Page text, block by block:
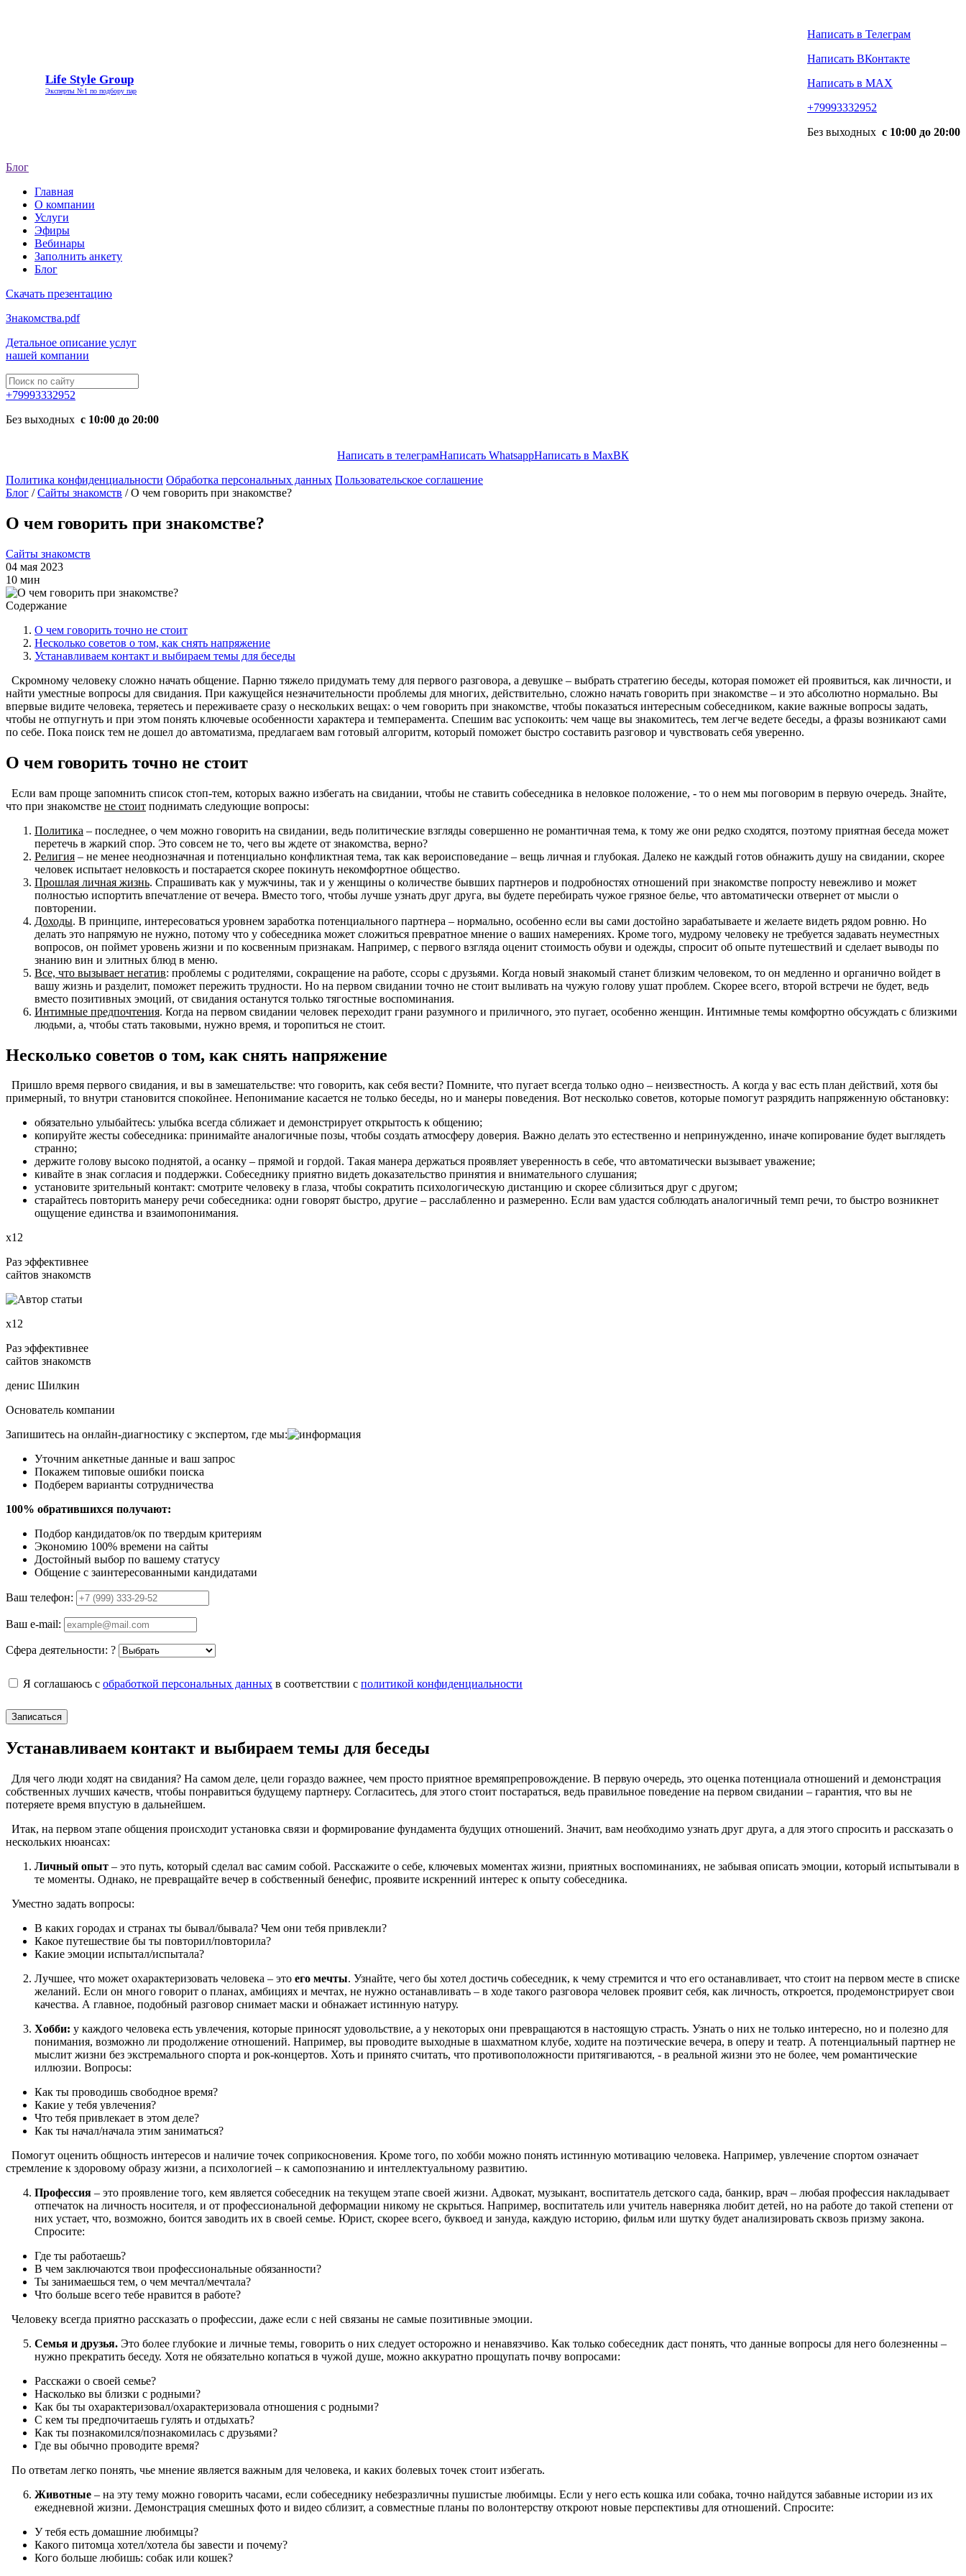
Life Style Group
Эксперты №1 по подбору пар
Написать в Телеграм
Написать ВКонтакте
Написать в MAX
+79993332952
Без выходных с 10:00 до 20:00
Блог
Главная
О компании
Услуги
Эфиры
Вебинары
Заполнить анкету
Блог
Скачать презентацию
Знакомства.pdf
Детальное описание услуг
нашей компании
+79993332952
Без выходных с 10:00 до 20:00
Написать в телеграмНаписать WhatsappНаписать в MaxВК
Политика конфиденциальности Обработка персональных данных Пользовательское соглашение
Блог /Сайты знакомств /О чем говорить при знакомстве?
О чем говорить при знакомстве?
Сайты знакомств
04 мая 2023
10 мин
Содержание
О чем говорить точно не стоит
Несколько советов о том, как снять напряжение
Устанавливаем контакт и выбираем темы для беседы
Скромному человеку сложно начать общение. Парню тяжело придумать тему для первого разговора, а девушке – выбрать стратегию беседы, которая поможет ей проявиться, как личности, и
найти уместные вопросы для свидания. При кажущейся незначительности проблемы для многих, действительно, сложно начать говорить при знакомстве – и это абсолютно нормально. Вы
впервые видите человека, теряетесь и переживаете сразу о нескольких вещах: о чем говорить при знакомстве, чтобы показаться интересным собеседником, какие важные вопросы задать,
чтобы не отпугнуть и при этом понять ключевые особенности характера и темперамента. Спешим вас успокоить: чем чаще вы знакомитесь, тем легче ведете беседы, а фразы возникают сами
по себе. Пока поиск тем не дошел до автоматизма, предлагаем вам готовый алгоритм, который поможет быстро составить разговор и чувствовать себя уверенно.
О чем говорить точно не стоит
Если вам проще запомнить список стоп-тем, которых важно избегать на свидании, чтобы не ставить собеседника в неловкое положение, - то о нем мы поговорим в первую очередь. Знайте,
что при знакомстве не стоит поднимать следующие вопросы:
Политика – последнее, о чем можно говорить на свидании, ведь политические взгляды совершенно не романтичная тема, к тому же они редко сходятся, поэтому приятная беседа может
перетечь в жаркий спор. Это совсем не то, чего вы ждете от знакомства, верно?
Религия – не менее неоднозначная и потенциально конфликтная тема, так как вероисповедание – вещь личная и глубокая. Далеко не каждый готов обнажить душу на свидании, скорее
человек испытает неловкость и постарается скорее покинуть некомфортное общество.
Прошлая личная жизнь. Спрашивать как у мужчины, так и у женщины о количестве бывших партнеров и подробностях отношений при знакомстве попросту невежливо и может
полностью испортить впечатление от вечера. Вместо того, чтобы лучше узнать друг друга, вы будете перебирать чужое грязное белье, что автоматически отвернет от мысли о
повторении.
Доходы. В принципе, интересоваться уровнем заработка потенциального партнера – нормально, особенно если вы сами достойно зарабатываете и желаете видеть рядом ровню. Но
делать это напрямую не нужно, потому что у собеседника может сложиться превратное мнение о ваших намерениях. Кроме того, мудрому человеку не требуется задавать неуместных
вопросов, он поймет уровень жизни и по косвенным признакам. Например, с первого взгляда оценит стоимость обуви и одежды, спросит об опыте путешествий и сделает выводы по
знанию вин и элитных блюд в меню.
Все, что вызывает негатив: проблемы с родителями, сокращение на работе, ссоры с друзьями. Когда новый знакомый станет близким человеком, то он медленно и органично войдет в
вашу жизнь и разделит, поможет пережить трудности. Но на первом свидании точно не стоит выливать на чужую голову ушат проблем. Скорее всего, второй встречи не будет, ведь
вместо позитивных эмоций, от свидания останутся только тягостные воспоминания.
Интимные предпочтения. Когда на первом свидании человек переходит грани разумного и приличного, это пугает, особенно женщин. Интимные темы комфортно обсуждать с близкими
людьми, а, чтобы стать таковыми, нужно время, и торопиться не стоит.
Несколько советов о том, как снять напряжение
Пришло время первого свидания, и вы в замешательстве: что говорить, как себя вести? Помните, что пугает всегда только одно – неизвестность. А когда у вас есть план действий, хотя бы
примерный, то внутри становится спокойнее. Непонимание касается не только беседы, но и манеры поведения. Вот несколько советов, которые помогут разрядить напряженную обстановку:
обязательно улыбайтесь: улыбка всегда сближает и демонстрирует открытость к общению;
копируйте жесты собеседника: принимайте аналогичные позы, чтобы создать атмосферу доверия. Важно делать это естественно и непринужденно, иначе копирование будет выглядеть
странно;
держите голову высоко поднятой, а осанку – прямой и гордой. Такая манера держаться проявляет уверенность в себе, что автоматически вызывает уважение;
кивайте в знак согласия и поддержки. Собеседнику приятно видеть доказательство принятия и внимательного слушания;
установите зрительный контакт: смотрите человеку в глаза, чтобы сократить психологическую дистанцию и скорее сблизиться друг с другом;
старайтесь повторить манеру речи собеседника: одни говорят быстро, другие – расслабленно и размеренно. Если вам удастся соблюдать аналогичный темп речи, то быстро возникнет
ощущение единства и взаимопонимания.
х12
Раз эффективнее
сайтов знакомств
х12
Раз эффективнее
сайтов знакомств
денис Шилкин
Основатель компании
Запишитесь на онлайн-диагностику с экспертом, где мы:
Уточним анкетные данные и ваш запрос
Покажем типовые ошибки поиска
Подберем варианты сотрудничества
100% обратившихся получают:
Подбор кандидатов/ок по твердым критериям
Экономию 100% времени на сайты
Достойный выбор по вашему статусу
Общение с заинтересованными кандидатами
Ваш телефон:
Ваш e-mail:
Сфера деятельности: ?
Я соглашаюсь с обработкой персональных данных в соответствии с политикой конфиденциальности
Записаться
Устанавливаем контакт и выбираем темы для беседы
Для чего люди ходят на свидания? На самом деле, цели гораздо важнее, чем просто приятное времяпрепровождение. В первую очередь, это оценка потенциала отношений и демонстрация
собственных лучших качеств, чтобы понравиться будущему партнеру. Согласитесь, для этого стоит постараться, ведь правильное поведение на первом свидании – гарантия, что вы не
потеряете время впустую в дальнейшем.
Итак, на первом этапе общения происходит установка связи и формирование фундамента будущих отношений. Значит, вам необходимо узнать друг друга, а для этого спросить и рассказать о
нескольких нюансах:
Личный опыт – это путь, который сделал вас самим собой. Расскажите о себе, ключевых моментах жизни, приятных воспоминаниях, не забывая описать эмоции, который испытывали в
те моменты. Однако, не превращайте вечер в собственный бенефис, проявите искренний интерес к опыту собеседника.
Уместно задать вопросы:
В каких городах и странах ты бывал/бывала? Чем они тебя привлекли?
Какое путешествие бы ты повторил/повторила?
Какие эмоции испытал/испытала?
Лучшее, что может охарактеризовать человека – это его мечты. Узнайте, чего бы хотел достичь собеседник, к чему стремится и что его останавливает, что стоит на первом месте в списке
желаний. Если он много говорит о планах, амбициях и мечтах, не нужно останавливать – в ходе такого разговора человек проявит себя, как личность, откроется, продемонстрирует свои
качества. А главное, подобный разговор снимает маски и обнажает истинную натуру.
Хобби: у каждого человека есть увлечения, которые приносят удовольствие, а у некоторых они превращаются в настоящую страсть. Узнать о них не только интересно, но и полезно для
понимания, возможно ли продолжение отношений. Например, вы проводите выходные в шахматном клубе, ходите на поэтические вечера, в оперу и театр. А потенциальный партнер не
мыслит жизни без экстремального спорта и рок-концертов. Хоть и принято считать, что противоположности притягиваются, - в реальной жизни это не более, чем романтические
иллюзии. Вопросы:
Как ты проводишь свободное время?
Какие у тебя увлечения?
Что тебя привлекает в этом деле?
Как ты начал/начала этим заниматься?
Помогут оценить общность интересов и наличие точек соприкосновения. Кроме того, по хобби можно понять истинную мотивацию человека. Например, увлечение спортом означает
стремление к здоровому образу жизни, а психологией – к самопознанию и интеллектуальному развитию.
Профессия – это проявление того, кем является собеседник на текущем этапе своей жизни. Адвокат, музыкант, воспитатель детского сада, банкир, врач – любая профессия накладывает
отпечаток на личность носителя, и от профессиональной деформации никому не скрыться. Например, воспитатель или учитель наверняка любит детей, но на работе до такой степени от
них устает, что, возможно, боится заводить их в своей семье. Юрист, скорее всего, буквоед и зануда, каждую историю, фильм или шутку будет анализировать сквозь призму закона.
Спросите:
Где ты работаешь?
В чем заключаются твои профессиональные обязанности?
Ты занимаешься тем, о чем мечтал/мечтала?
Что больше всего тебе нравится в работе?
Человеку всегда приятно рассказать о профессии, даже если с ней связаны не самые позитивные эмоции.
Семья и друзья. Это более глубокие и личные темы, говорить о них следует осторожно и ненавязчиво. Как только собеседник даст понять, что данные вопросы для него болезненны –
нужно прекратить беседу. Хотя не обязательно копаться в чужой душе, можно аккуратно прощупать почву вопросами:
Расскажи о своей семье?
Насколько вы близки с родными?
Как бы ты охарактеризовал/охарактеризовала отношения с родными?
С кем ты предпочитаешь гулять и отдыхать?
Как ты познакомился/познакомилась с друзьями?
Где вы обычно проводите время?
По ответам легко понять, чье мнение является важным для человека, и каких болевых точек стоит избегать.
Животные – на эту тему можно говорить часами, если собеседнику небезразличны пушистые любимцы. Если у него есть кошка или собака, точно найдутся забавные истории из их
ежедневной жизни. Демонстрация смешных фото и видео сблизит, а совместные планы по волонтерству откроют новые перспективы для отношений. Спросите:
У тебя есть домашние любимцы?
Какого питомца хотел/хотела бы завести и почему?
Кого больше любишь: собак или кошек?